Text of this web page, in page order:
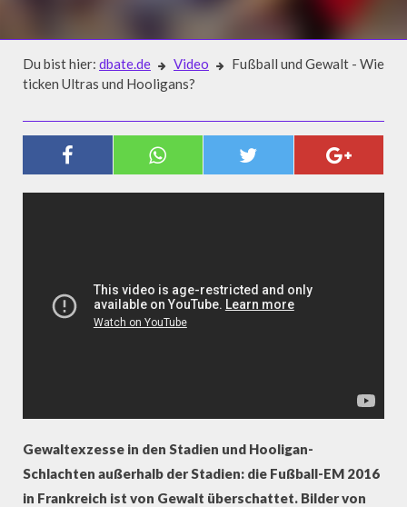
Du bist hier: dbate.de Video
Fußball und Gewalt - Wie
ticken Ultras und Hooligans?
FUSSBALL UND GEWALT - WIE T
ICKEN ULTRAS UND H
OOLIGANS?
Gewaltexzesse in den Stadien und Hooligan-
Schlachten außerhalb der Stadien: die Fußball-EM 2016
in Frankreich ist von Gewalt überschattet. Bilder von